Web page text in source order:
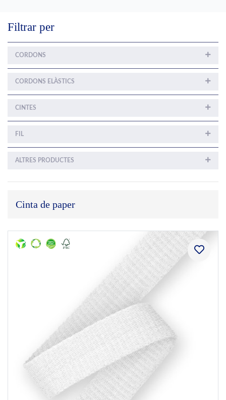
Filtrar per
CORDONS
CORDONS ELÀSTICS
CINTES
FIL
ALTRES PRODUCTES
Cinta de paper